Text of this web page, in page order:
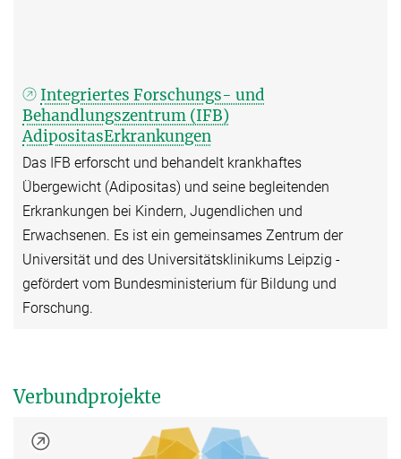
Integriertes Forschungs- und
Behandlungszentrum (IFB)
AdipositasErkrankungen
Das IFB erforscht und behandelt krankhaftes
Übergewicht (Adipositas) und seine begleitenden
Erkrankungen bei Kindern, Jugendlichen und
Erwachsenen. Es ist ein gemeinsames Zentrum der
Universität und des Universitätsklinikums Leipzig -
gefördert vom Bundesministerium für Bildung und
Forschung.
Verbundprojekte